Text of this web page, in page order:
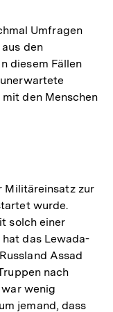
Umfragen
den
diesem Fällen
den Menschen
Militäreinsatz zur
wurde.
solch einer
das Lewada-
Assad
nach
wenig
jemand, dass